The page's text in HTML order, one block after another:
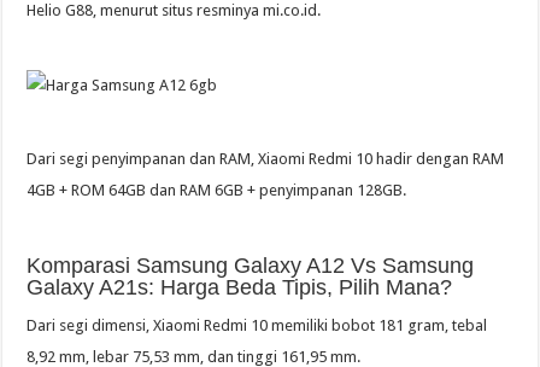
Helio G88, menurut situs resminya mi.co.id.
Dari segi penyimpanan dan RAM, Xiaomi Redmi 10 hadir dengan RAM
4GB + ROM 64GB dan RAM 6GB + penyimpanan 128GB.
Komparasi Samsung Galaxy A12 Vs Samsung
Galaxy A21s: Harga Beda Tipis, Pilih Mana?
Dari segi dimensi, Xiaomi Redmi 10 memiliki bobot 181 gram, tebal
8,92 mm, lebar 75,53 mm, dan tinggi 161,95 mm.